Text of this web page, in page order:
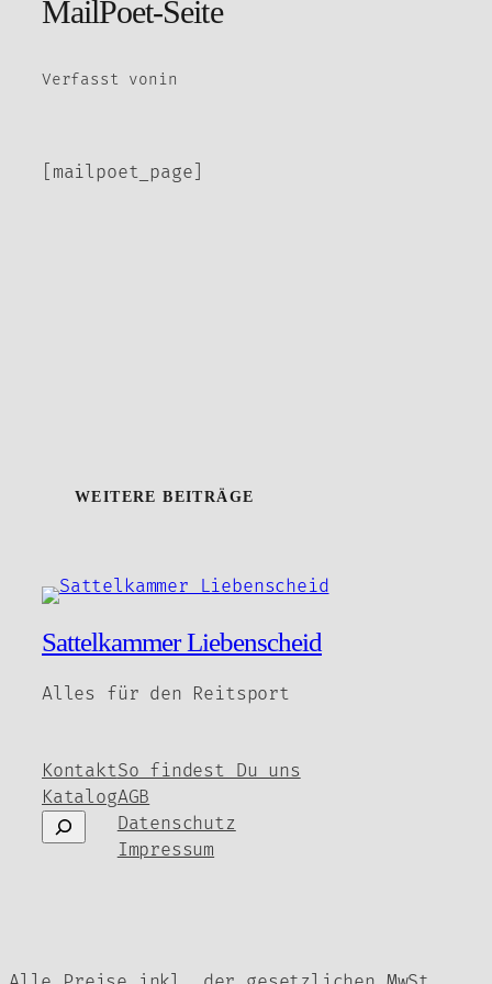
MailPoet-Seite
Verfasst von in
[mailpoet_page]
WEITERE BEITRÄGE
Sattelkammer Liebenscheid
Alles für den Reitsport
Kontakt
Katalog
Suchen
So findest Du uns
AGB
Datenschutz
Impressum